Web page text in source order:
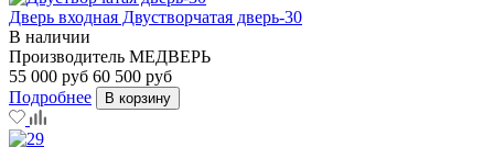
Дверь входная Двустворчатая дверь-30
В наличии
Производитель МЕДВЕРЬ
55 000 руб 60 500 руб
Подробнее
В корзину